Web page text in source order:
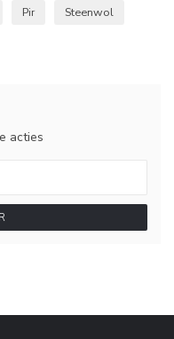
Pir
Steenwol
acties